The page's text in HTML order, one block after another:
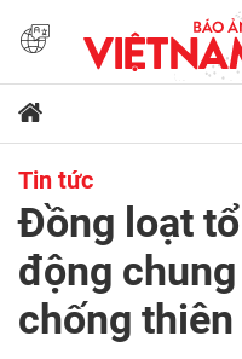
Tin tức
Đồng loạt
động
chống